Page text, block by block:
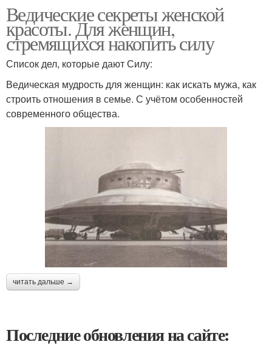
Ведические секреты женской
красоты. Для женщин,
стремящихся накопить силу
Список дел, которые дают Силу:
Ведическая мудрость для женщин: как искать мужа, как
строить отношения в семье. С учётом особенностей
современного общества.
читать дальше →
Последние обновления на сайте: